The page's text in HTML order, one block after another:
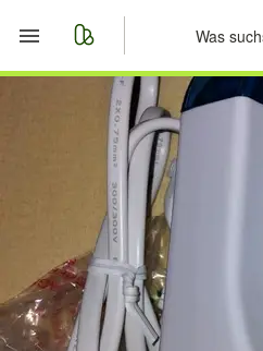
Merkliste
Nachrichten
Anzeige aufgeben